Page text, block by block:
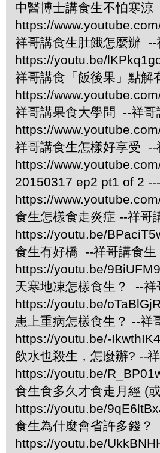
中醫博士講食生不怕寒
https://
祥哥講食生肚餓怎麼辦 --
https://youtu.be/
祥哥講食「飯後果」點
https://
祥哥講果食大學問 --祥哥
https://
祥哥講食生怎樣好享受 --
https://
20150317 ep2 pt1 of 2
https://
食生怎樣食走炎症 --祥哥
https://youtu.be/
食生有好橋 --祥哥講食生
https://youtu.be/
天寒地凍怎樣食生？ --祥
https://youtu.be/
患上重病怎樣食生？ --祥
https://youtu.be/-
飲水也殺生，怎麼辦? --
https://youtu.be/
食生食多久才食走月經 (
https://youtu.be/
食生為什麼會省許多錢
https://youtu.be/